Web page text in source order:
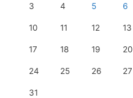
3 4 5 6
10 11 12 13
17 18 19 20
24 25 26 27
31